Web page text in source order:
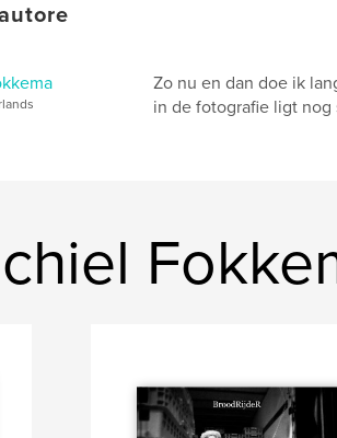
Zo nu en dan doe ik
in de fotografie ligt